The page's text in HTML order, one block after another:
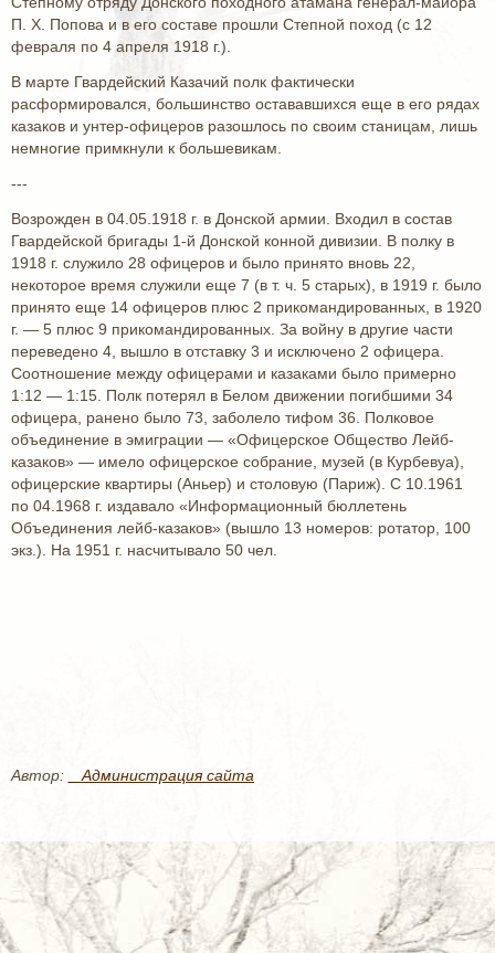
П. Х. Попова и в его составе прошли Степной поход (с 12
февраля по 4 апреля 1918 г.).
В марте Гвардейский Казачий полк фактически
расформировался, большинство остававшихся еще в его рядах
казаков и унтер-офицеров разошлось по своим станицам, лишь
немногие примкнули к большевикам.
---
Возрожден в 04.05.1918 г. в Донской армии. Входил в состав
Гвардейской бригады 1-й Донской конной дивизии. В полку в
1918 г. служило 28 офицеров и было принято вновь 22,
некоторое время служили еще 7 (в т. ч. 5 старых), в 1919 г. было
принято еще 14 офицеров плюс 2 прикомандированных, в 1920
г. — 5 плюс 9 прикомандированных. За войну в другие части
переведено 4, вышло в отставку 3 и исключено 2 офицера.
Соотношение между офицерами и казаками было примерно
1:12 — 1:15. Полк потерял в Белом движении погибшими 34
офицера, ранено было 73, заболело тифом 36. Полковое
объединение в эмиграции — «Офицерское Общество Лейб-
казаков» — имело офицерское собрание, музей (в Курбевуа),
офицерские квартиры (Аньер) и столовую (Париж). С 10.1961
по 04.1968 г. издавало «Информационный бюллетень
Объединения лейб-казаков» (вышло 13 номеров: ротатор, 100
экз.). На 1951 г. насчитывало 50 чел.
Автор: _ Администрация сайта